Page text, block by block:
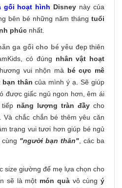
gối hoạt hình Disney này của
bên bé những năm tháng tuổi
phúc nhất.
ga gối cho bé yêu đẹp thiên
có đúng nhân vật hoạt
vui nhộn mà bé cực mê
bạn thâncủa mình ý ạ. Sẽ giúp
được giấc ngủ ngon hơn, êm ái
năng lượng tràn đầycho
Và chắc chắn bé thêm yêu căn
trạng vui tươi hơn giúp bé ngủ
"người bạn thân", các ba
size giường để mẹ lựa chọn cho
sẽ là một món quàvô cùngý